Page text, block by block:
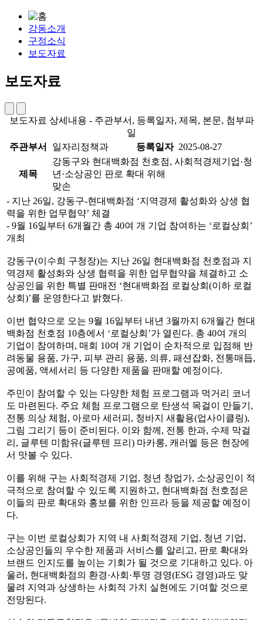
강동소개
구정소식
보도자료
보도자료
보도자료 상세내용 - 주관부서, 등록일자, 제목, 본문, 첨부파
일
주관부서
일자리정책과 등록일자 2025-08-27
제목
강동구와 현대백화점 천호점, 사회적경제기업·청
년·소상공인 판로 확대 위해
맞손
- 지난 26일, 강동구-현대백화점 ‘지역경제 활성화와 상생 협
력을 위한 업무협약’ 체결
- 9월 16일부터 6개월간 총 40여 개 기업 참여하는 ‘로컬상회’
개최
강동구(이수희 구청장)는 지난 26일 현대백화점 천호점과 지
역경제 활성화와 상생 협력을 위한 업무협약을 체결하고 소
상공인을 위한 특별 판매전 ‘현대백화점 로컬상회(이하 로컬
상회)’를 운영한다고 밝혔다.
이번 협약으로 오는 9월 16일부터 내년 3월까지 6개월간 현대
백화점 천호점 10층에서 ‘로컬상회’가 열린다. 총 40여 개의
기업이 참여하며, 매회 10여 개 기업이 순차적으로 입점해 반
려동물 용품, 가구, 피부 관리 용품, 의류, 패션잡화, 전통매듭,
공예품, 액세서리 등 다양한 제품을 판매할 예정이다.
주민이 참여할 수 있는 다양한 체험 프로그램과 먹거리 코너
도 마련된다. 주요 체험 프로그램으로 탄생석 목걸이 만들기,
전통 의상 체험, 아로마 세러피, 청바지 새활용(업사이클링),
그림 그리기 등이 준비된다. 이와 함께, 전통 한과, 수제 막걸
리, 글루텐 미함유(글루텐 프리) 마카롱, 캐러멜 등은 현장에
서 맛볼 수 있다.
이를 위해 구는 사회적경제 기업, 청년 창업가, 소상공인이 적
극적으로 참여할 수 있도록 지원하고, 현대백화점 천호점은
이들의 판로 확대와 홍보를 위한 인프라 등을 제공할 예정이
다.
구는 이번 로컬상회가 지역 내 사회적경제 기업, 청년 기업,
소상공인들의 우수한 제품과 서비스를 알리고, 판로 확대와
브랜드 인지도를 높이는 기회가 될 것으로 기대하고 있다. 아
울러, 현대백화점의 환경·사회·투명 경영(ESG 경영)과도 맞
물려 지역과 상생하는 사회적 가치 실현에도 기여할 것으로
전망된다.